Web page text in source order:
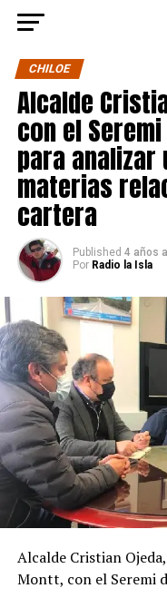
CHILOE
Alcalde
con el
para analizar
materias
cartera
Published 4 años
Por Radio la Isla
Alcalde Cristian
Montt, con el Seremi